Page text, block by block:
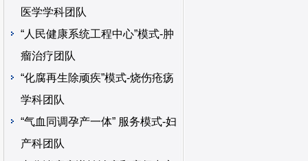
医学学科团队
“人民健康系统工程中心”模式-肿
瘤治疗团队
“化腐再生除顽疾”模式-烧伤疮疡
学科团队
“气血同调孕产一体” 服务模式-妇
产科团队